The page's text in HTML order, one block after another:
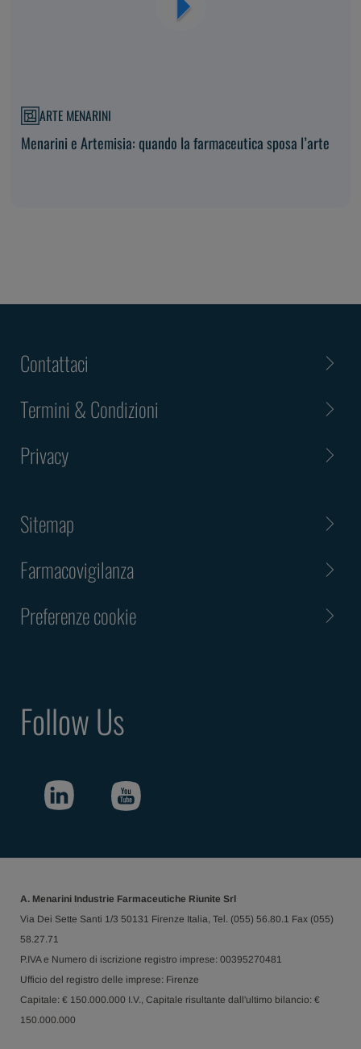
ARTE MENARINI
Menarini e Artemisia: quando la farmaceutica sposa l’arte
Contattaci
Termini & Condizioni
Privacy
Sitemap
Farmacovigilanza
Preferenze cookie
Follow Us
A. Menarini Industrie Farmaceutiche Riunite Srl
Via Dei Sette Santi 1/3 50131 Firenze Italia, Tel. (055) 56.80.1 Fax (055)
58.27.71
P.IVA e Numero di iscrizione registro imprese: 00395270481
Ufficio del registro delle imprese: Firenze
Capitale: € 150.000.000 I.V., Capitale risultante dall'ultimo bilancio: €
150.000.000